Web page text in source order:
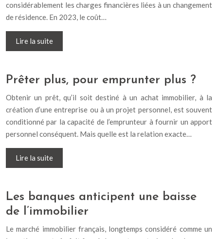
considérablement les charges financières liées à un changement
de résidence. En 2023, le coût…
Lire la suite
Prêter plus, pour emprunter plus ?
Obtenir un prêt, qu’il soit destiné à un achat immobilier, à la
création d’une entreprise ou à un projet personnel, est souvent
conditionné par la capacité de l’emprunteur à fournir un apport
personnel conséquent. Mais quelle est la relation exacte…
Lire la suite
Les banques anticipent une baisse
de l’immobilier
Le marché immobilier français, longtemps considéré comme un